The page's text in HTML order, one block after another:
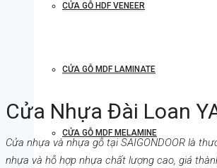
CỬA GỖ HDF VENEER
CỬA GỖ MDF LAMINATE
CỬA GỖ MDF MELAMINE
Cửa Nhựa Đài Loan
Cửa nhựa và nhựa gỗ tại SAIGONDOOR là
nhựa và hỗ hợp nhựa chất lượng cao, giá